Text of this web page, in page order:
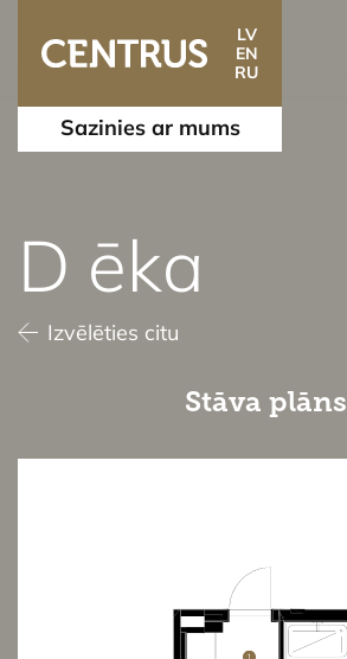
LV
EN
RU
Sazinies ar mums
D ēka
Izvēlēties citu
Stāva plāns